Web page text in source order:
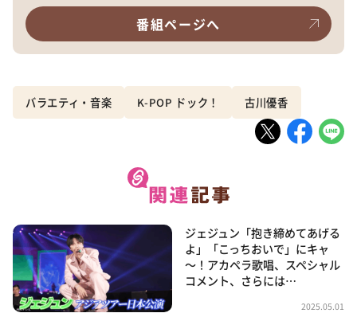
番組ページへ
バラエティ・音楽 K-POP ドック！ 古川優香
ジェジュン「抱き締めてあげる
よ」「こっちおいで」にキャ
～！アカペラ歌唱、スペシャル
コメント、さらには…
2025.05.01